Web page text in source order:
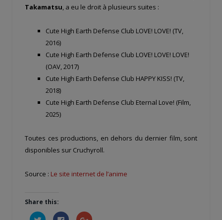
Takamatsu, a eu le droit à plusieurs suites :
Cute High Earth Defense Club LOVE! LOVE! (TV,
2016)
Cute High Earth Defense Club LOVE! LOVE! LOVE!
(OAV, 2017)
Cute High Earth Defense Club HAPPY KISS! (TV,
2018)
Cute High Earth Defense Club Eternal Love! (Film,
2025)
Toutes ces productions, en dehors du dernier film, sont
disponibles sur Cruchyroll.
Source : Le site internet de l’anime
Share this:
Cliquez Cliquez Cliquez